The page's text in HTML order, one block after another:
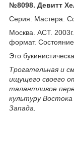
№8098. Девитт
Серия: Мастера.
Москва. АСТ.
формат.
Это
Трогательная и
ищущего своего
талантливое
культуру
Запада.